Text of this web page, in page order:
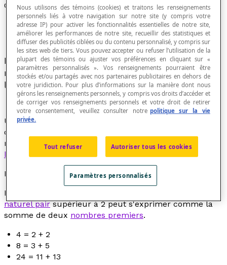
Conjecture
Énoncé qu'on accepte comme vrai mais dont on
ne connaît pas la valeur de vérité parce qu'on ne
l'a pas encore démontré ou réfuté.
Une conjecture peut être utilisée comme
d'une démonstration. Dans une démonstration
mathématique, une conjecture est parfois appelée une
hypothèseou unpostulat .
Exemple
La conjecture de Goldbach énonce que tout
naturel pairsupérieur à 2 peut s'exprimer comme la
somme de deux nombres premiers.
4 = 2 + 2
8 = 3 + 5
24 = 11 + 13
Nous utilisons des témoins (cookies) et traitons les renseignements
personnels liés à votre navigation sur notre site (y compris votre
adresse IP) pour activer les fonctionnalités essentielles de notre site,
améliorer les performances de notre site, recueillir des statistiques et
diffuser des publicités ciblées ou du contenu personnalisé, y compris sur
les sites web de tiers. Vous pouvez accepter ou refuser l’utilisation de la
plupart des témoins ou ajuster vos préférences en cliquant sur «
paramètres personnalisés ». Vos renseignements pourraient être
stockés et/ou partagés avec nos partenaires publicitaires en dehors de
votre juridiction. Pour plus d’informations sur la manière dont nous
gérons les renseignements personnels, y compris vos droits d’accéder et
de corriger vos renseignements personnels et votre droit de retirer
votre consentement, veuillez consulter notre politique sur la vie
privée.
Tout refuser Autoriser tous les cookies
Paramètres personnalisés